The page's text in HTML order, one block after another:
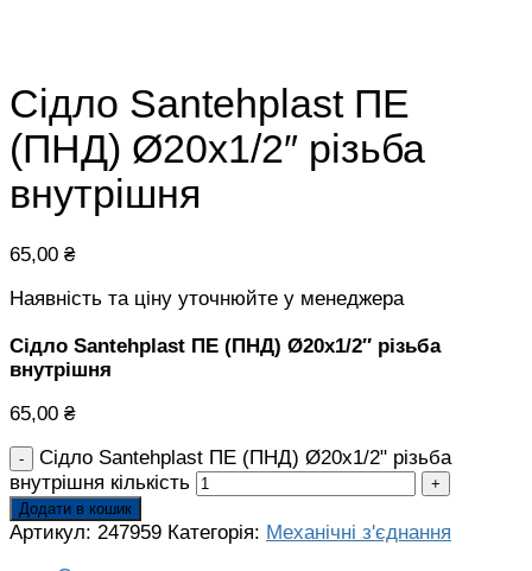
Сідло Santehplast ПЕ
(ПНД) Ø20х1/2″ різьба
внутрішня
65,00 ₴
Наявність та ціну уточнюйте у менеджера
Сідло Santehplast ПЕ (ПНД) Ø20х1/2″ різьба
внутрішня
65,00 ₴
Сідло Santehplast ПЕ (ПНД) Ø20х1/2" різьба
внутрішня кількість
Додати в кошик
Артикул: 247959 Категорія: Механічні з'єднання